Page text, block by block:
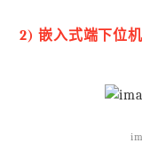
2) 嵌入式端下位